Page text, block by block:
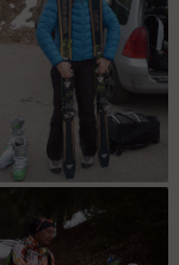
test ski : Merci à
Magalie pour le prêt
des skis. Ca en a